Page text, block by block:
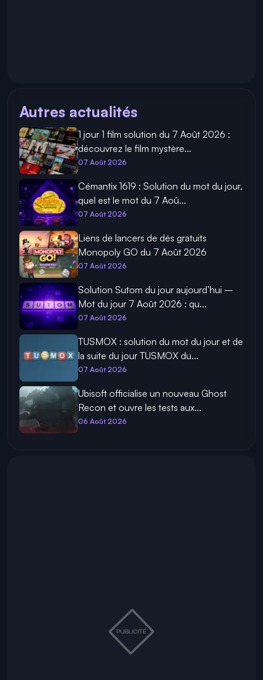
Autres actualités
1 jour 1 film solution du 7 Août 2026 :
découvrez le film mystère...
07 Août 2026
Cémantix 1619 : Solution du mot du jour,
quel est le mot du 7 Aoû...
07 Août 2026
Liens de lancers de dés gratuits
Monopoly GO du 7 Août 2026
07 Août 2026
Solution Sutom du jour aujourd’hui –
Mot du jour 7 Août 2026 : qu...
07 Août 2026
TUSMOX : solution du mot du jour et de
la suite du jour TUSMOX du...
07 Août 2026
Ubisoft officialise un nouveau Ghost
Recon et ouvre les tests aux...
06 Août 2026